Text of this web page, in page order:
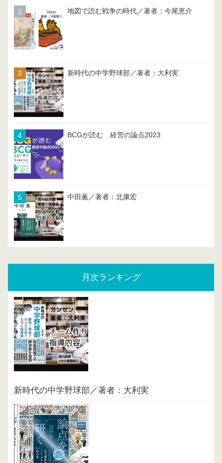
地図で読む戦争の時代／著者：今尾恵介
新時代の中学野球部／著者：大利実
BCGが読む 経営の論点2023
中田薫／著者：北康宏
月次ランキング
新時代の中学野球部／著者：大利実